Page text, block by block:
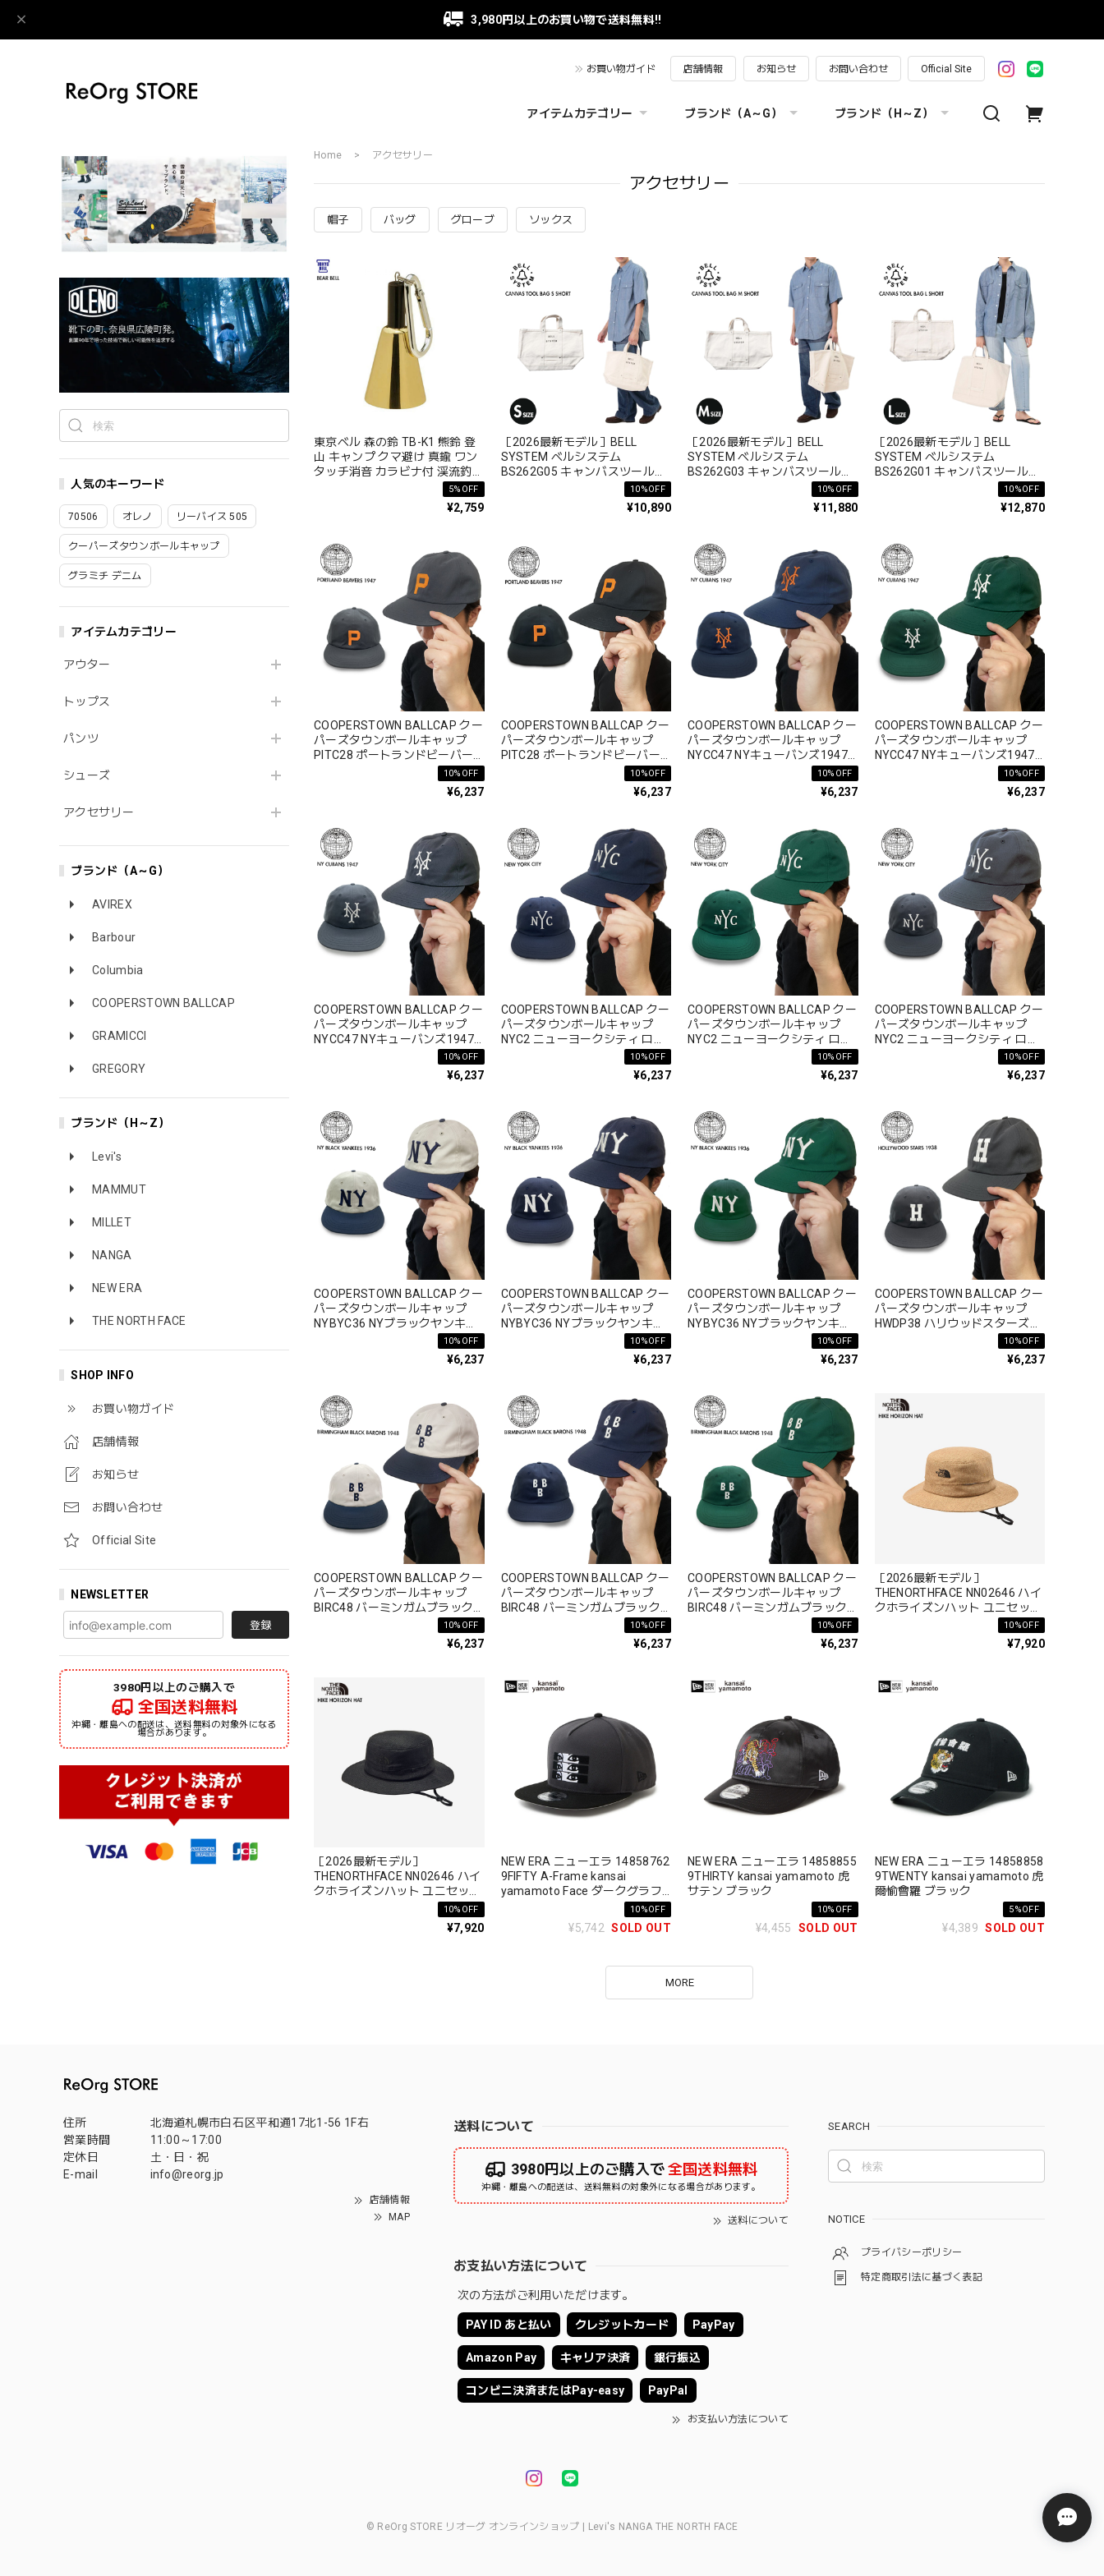
3,980円以上のお買い物で送料無料!!
お買い物ガイド 店舗情報 お知らせ お問い合わせ Official Site
アイテムカテゴリー ブランド（A～G） ブランド（H～Z）
人気のキーワード
70506 オレノ リーバイス 505
クーパーズタウンボールキャップ
グラミチ デニム
アイテムカテゴリー
アウター
トップス
パンツ
シューズ
アクセサリー
ブランド（A～G）
AVIREX
Barbour
Columbia
COOPERSTOWN BALLCAP
GRAMICCI
GREGORY
ブランド（H～Z）
Levi's
MAMMUT
MILLET
NANGA
NEW ERA
THE NORTH FACE
SHOP INFO
お買い物ガイド
店舗情報
お知らせ
お問い合わせ
Official Site
NEWSLETTER
登録
3980円以上のご購入で
全国送料無料
沖縄・離島への配送は、送料無料の対象外になる
場合があります。
Home アクセサリー
アクセサリー
帽子 バッグ グローブ ソックス
東京ベル 森の鈴 TB-K1 熊鈴 登
山 キャンプ クマ避け 真鍮 ワン
タッチ消音 カラビナ付 渓流釣り
TOKYO BELL BEAR BELL 5%OFF
¥2,759
［2026最新モデル］BELL
SYSTEM ベルシステム
BS262G05 キャンバスツールバ
ッグ Sサイズ ショート コットン
テープ リベット ステンシルロゴ
10%OFF
¥10,890
［2026最新モデル］BELL
SYSTEM ベルシステム
BS262G03 キャンバスツールバ
ッグ Mサイズ ショート コット
ンテープ リベット ステンシルロ
10%OFF
¥11,880
［2026最新モデル］BELL
SYSTEM ベルシステム
BS262G01 キャンバスツールバ
ッグ Lサイズ ショート コットン
テープ リベット ステンシルロゴ
10%OFF
¥12,870
COOPERSTOWN BALLCAP クー
パーズタウンボールキャップ
PITC28 ポートランドビーバー
ズ1947 ロゴ 春夏秋冬 コットン
10%OFF
¥6,237
COOPERSTOWN BALLCAP クー
パーズタウンボールキャップ
PITC28 ポートランドビーバー
ズ1947 ロゴ 春夏秋冬 コットン
10%OFF
¥6,237
COOPERSTOWN BALLCAP クー
パーズタウンボールキャップ
NYCC47 NYキューバンズ1947
ロゴ 春夏秋冬 コットン 綿 100%
10%OFF
¥6,237
COOPERSTOWN BALLCAP クー
パーズタウンボールキャップ
NYCC47 NYキューバンズ1947
ロゴ 春夏秋冬 コットン 綿 100%
10%OFF
¥6,237
COOPERSTOWN BALLCAP クー
パーズタウンボールキャップ
NYCC47 NYキューバンズ1947
ロゴ 春夏秋冬 コットン 綿 100%
10%OFF
¥6,237
COOPERSTOWN BALLCAP クー
パーズタウンボールキャップ
NYC2 ニューヨークシティ ロゴ
春夏秋冬 コットン 綿 100%10%OFF
¥6,237
COOPERSTOWN BALLCAP クー
パーズタウンボールキャップ
NYC2 ニューヨークシティ ロゴ
春夏秋冬 コットン 綿 100%10%OFF
¥6,237
COOPERSTOWN BALLCAP クー
パーズタウンボールキャップ
NYC2 ニューヨークシティ ロゴ
春夏秋冬 コットン 綿 100%10%OFF
¥6,237
COOPERSTOWN BALLCAP クー
パーズタウンボールキャップ
NYBYC36 NYブラックヤンキー
ス1936 ロゴ 春夏秋冬 コットン
10%OFF
¥6,237
COOPERSTOWN BALLCAP クー
パーズタウンボールキャップ
NYBYC36 NYブラックヤンキー
ス1936 ロゴ 春夏秋冬 コットン
10%OFF
¥6,237
COOPERSTOWN BALLCAP クー
パーズタウンボールキャップ
NYBYC36 NYブラックヤンキー
ス1936 ロゴ 春夏秋冬 コットン
10%OFF
¥6,237
COOPERSTOWN BALLCAP クー
パーズタウンボールキャップ
HWDP38 ハリウッドスターズ
1938 ロゴ 春夏秋冬 コットン 綿
10%OFF
¥6,237
COOPERSTOWN BALLCAP クー
パーズタウンボールキャップ
BIRC48 バーミンガムブラック
バロンズ1948 ロゴ 春夏秋冬 コ
10%OFF
¥6,237
COOPERSTOWN BALLCAP クー
パーズタウンボールキャップ
BIRC48 バーミンガムブラック
バロンズ1948 ロゴ 春夏秋冬 コ
10%OFF
¥6,237
COOPERSTOWN BALLCAP クー
パーズタウンボールキャップ
BIRC48 バーミンガムブラック
バロンズ1948 ロゴ 春夏秋冬 コ
10%OFF
¥6,237
［2026最新モデル］
THENORTHFACE NN02646 ハイ
クホライズンハット ユニセック
10%OFF
¥7,920
［2026最新モデル］
THENORTHFACE NN02646 ハイ
クホライズンハット ユニセック
10%OFF
¥7,920
NEW ERA ニューエラ 14858762
9FIFTY A-Frame kansai
yamamoto Face ダークグラフ
10%OFF
¥5,742 SOLD OUT
NEW ERA ニューエラ 14858855
9THIRTY kansai yamamoto 虎
サテン ブラック
10%OFF
¥4,455 SOLD OUT
NEW ERA ニューエラ 14858858
9TWENTY kansai yamamoto 虎
爾愉會羅 ブラック
5%OFF
¥4,389 SOLD OUT
MORE
住所
北海道札幌市白石区平和通17北1-56 1F右
営業時間
11:00～17:00
定休日
土・日・祝
E-mail
info@reorg.jp
店舗情報
MAP
送料について
3980円以上のご購入で全国送料無料
沖縄・離島への配送は、送料無料の対象外になる場合があります。
送料について
お支払い方法について
次の方法がご利用いただけます。
PAY ID あと払い クレジットカード PayPay
Amazon Pay キャリア決済 銀行振込
コンビニ決済またはPay-easy PayPal
お支払い方法について
SEARCH
NOTICE
プライバシーポリシー
特定商取引法に基づく表記
© ReOrg STORE リオーグ オンラインショップ | Levi's NANGA THE NORTH FACE